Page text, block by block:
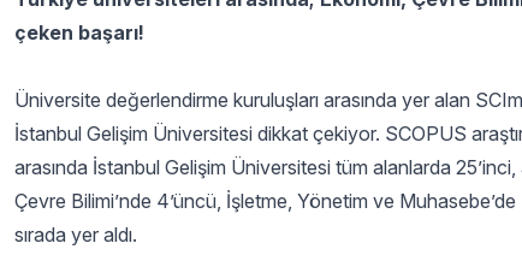
çeken başarı!
Üniversite değerlendirme kuruluşları arasında yer alan
İstanbul Gelişim Üniversitesi dikkat çekiyor. SCOPUS
arasında İstanbul Gelişim Üniversitesi tüm alanlarda
Çevre Bilimi’nde 4’üncü, İşletme, Yönetim ve
sırada yer aldı.